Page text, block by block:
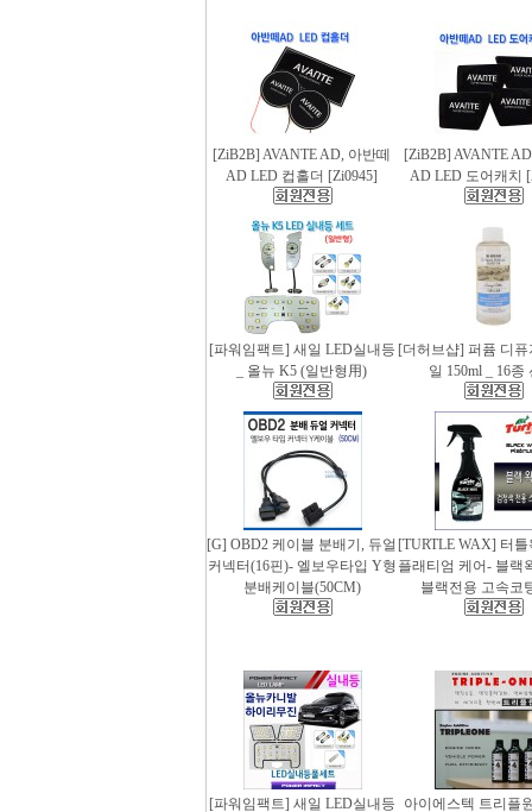
[ZiB2B] AVANTE AD, 아반떼
AD LED 컵홀더 [Zi0945]
[ZiB2B] AVANTE
AD LED 도어캐치
[파워임팩트] 새일 LED실내등
_ 올뉴 K5 (일반형用)
[더허브샵] 퍼퓸 디
일 150ml _ 16종
[G] OBD2 케이블 분배기, 듀얼
커넥터(16핀)- 엘보우타입 Y형
분배케이블(50CM)
[TURTLE WAX] 터
플래티엄 케어- 블랙
블랙전용 고속코
[파워임팩트] 새일 LED실내등 아이에스텍 트리플